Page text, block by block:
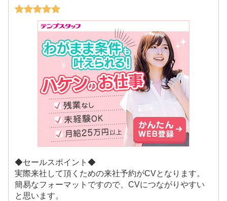
◆セールスポイント◆
実際来社して頂くための来社予約がCVとなります。
簡易なフォーマットですので、CVにつながりやすい
と思います。